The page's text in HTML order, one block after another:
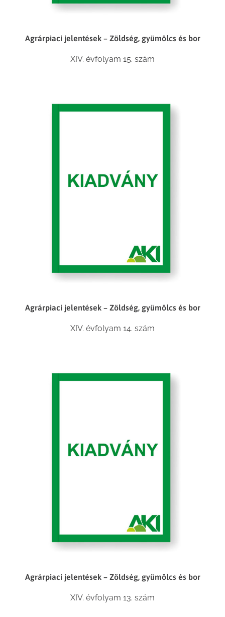
Agrárpiaci jelentések – Zöldség, gyümölcs és bor
XIV. évfolyam 15. szám
Agrárpiaci jelentések – Zöldség, gyümölcs és bor
XIV. évfolyam 14. szám
Agrárpiaci jelentések – Zöldség, gyümölcs és bor
XIV. évfolyam 13. szám